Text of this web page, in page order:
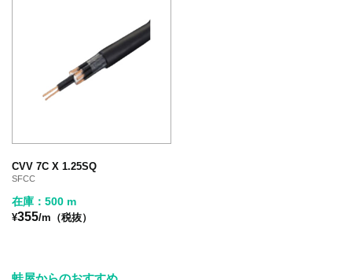
CVV 7C X 1.25SQ
SFCC
在庫：500 m
¥355/m（税抜）